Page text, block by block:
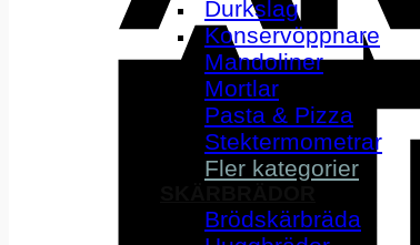
Durkslag
Konservöppnare
Mandoliner
Mortlar
Pasta & Pizza
Stektermometrar
Fler kategorier
Brödskärbräda